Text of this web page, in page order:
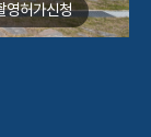
영허가신청